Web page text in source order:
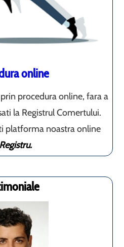
online
procedura online, fara a
la Registrul Comertului.
platforma noastra online